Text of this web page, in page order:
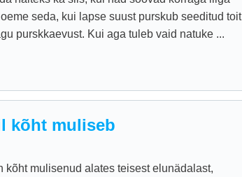
seda, kui lapse suust purskub seeditud toit
purskkaevust. Kui aga tuleb vaid natuke ...
kõht muliseb
kõht mulisenud alates teisest elunädalast,